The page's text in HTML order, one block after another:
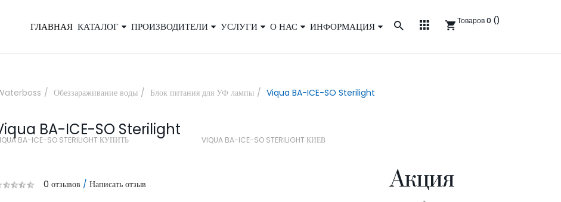
Товаров 0 ()
ГЛАВНАЯ КАТАЛОГ ПРОИЗВОДИТЕЛИ УСЛУГИ О НАС ИНФОРМАЦИЯ
Обеззараживание воды Блок питания для УФ лампы Viqua BA-ICE-SO Sterilight
BA-ICE-SO Sterilight
BA-ICE-SO STERILIGHT КУПИТЬ VIQUA BA-ICE-SO STERILIGHT КИЕВ
0 отзывов /Написать отзыв Акция
Закажите обратный звонок, и наш
консультант свяжется с вами